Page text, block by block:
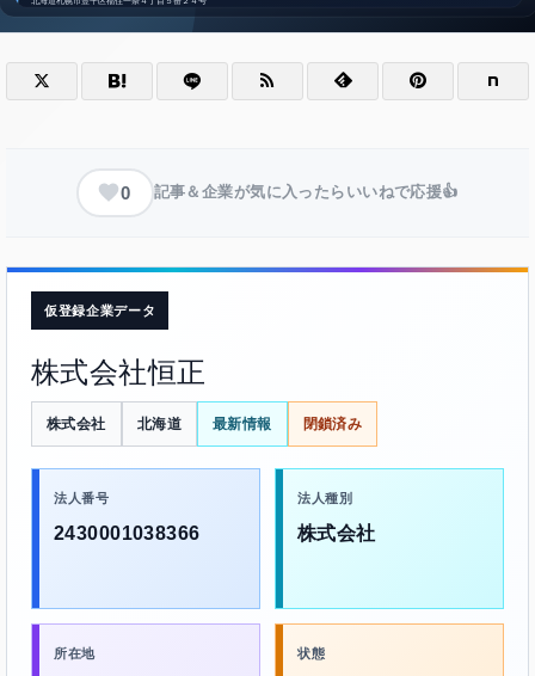
0 記事＆企業が気に入ったらいいねで応援👍
仮登録企業データ
株式会社恒正
株式会社 北海道 最新情報 閉鎖済み
法人番号
2430001038366
法人種別
株式会社
所在地 状態